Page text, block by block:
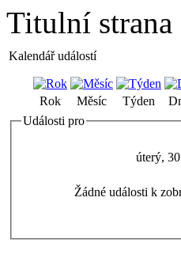
Titulní strana
Kalendář událostí
Rok Měsíc Týden
Události pro
úterý,
Žádné události k